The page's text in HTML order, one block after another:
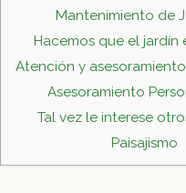
Mantenimiento de
Hacemos que el jardín
Atención y
Asesoramiento
Tal vez le interese
Paisajismo